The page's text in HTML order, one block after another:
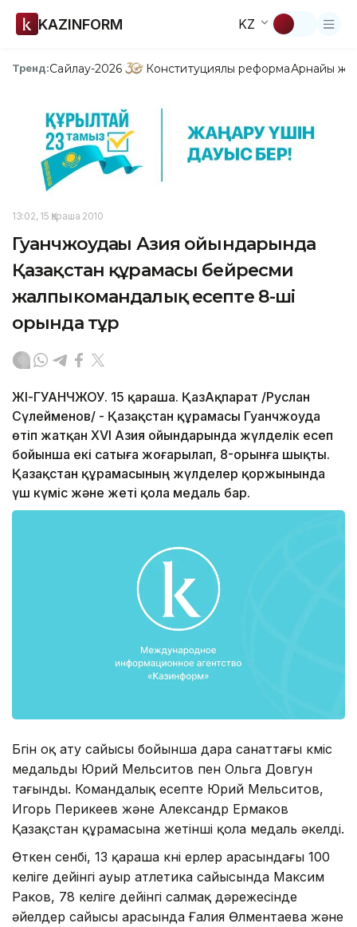
KAZINFORM KZ
Тренд:Сайлау-2026 Конституциялық реформаАрнайы
13:02, 15 Қараша 2010
Гуанчжоудағы Азия ойындарында
Қазақстан құрамасы бейресми
жалпыкомандалық есепте 8-ші
орында тұр
ЖІҢ-ГУАНЧЖОУ. 15 қараша. ҚазАқпарат /Руслан
Сүлейменов/ - Қазақстан құрамасы Гуанчжоуда
өтіп жатқан XVI Азия ойындарында жүлделік есеп
бойынша екі сатыға жоғарылап, 8-орынға шықты.
Қазақстан құрамасының жүлделер қоржынында
үш күміс және жеті қола медаль бар.
Бүгін оқ ату сайысы бойынша дара санаттағы күміс
медальды Юрий Мельситов пен Ольга Довгун
тағынды. Командалық есепте Юрий Мельситов,
Игорь Перикеев және Александр Ермаков
Қазақстан құрамасына жетінші қола медаль әкелді.
Өткен сенбі, 13 қараша күні ерлер арасындағы 100
келіге дейінгі ауыр атлетика сайысында Максим
Раков, 78 келіге дейінгі салмақ дәрежесінде
әйелдер сайысы арасында Ғалия Өлментаева және